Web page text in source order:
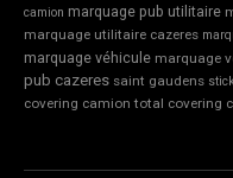
camion marquage pub utilitaire
marquage utilitaire cazeres
marquage véhicule marquage
pub cazeres saint gaudens
covering camion total covering